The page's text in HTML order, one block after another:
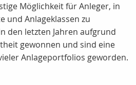
Möglichkeit für Anleger, in
und Anlageklassen zu
den letzten Jahren aufgrund
gewonnen und sind eine
Anlageportfolios geworden.